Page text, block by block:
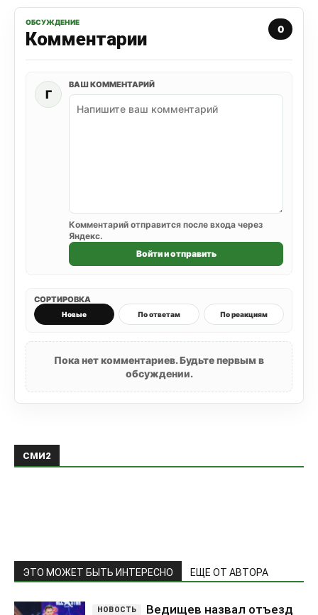
ОБСУЖДЕНИЕ
Комментарии 0
Г
ВАШ КОММЕНТАРИЙ
Комментарий отправится после входа через
Яндекс.
Войти и отправить
СОРТИРОВКА
Новые По ответам По реакциям
Пока нет комментариев. Будьте первым в
обсуждении.
СМИ2
ЭТО МОЖЕТ БЫТЬ ИНТЕРЕСНО ЕЩЕ ОТ АВТОРА
Ведищев назвал отъезд